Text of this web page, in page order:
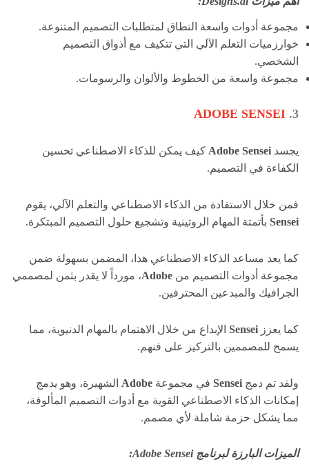
مجموعة أدوات واسعة النطاق لمتطلبات التصميم المتنوعة.
خوارزميات التعلم الآلي التي تتكيف مع أذواق التصميم
الشخصي.
مجموعة واسعة من الخطوط والألوان والرسومات.
3.
ADOBE SENSEI
يجسد Adobe Sensei كيف يمكن للذكاء الاصطناعي تحسين
الكفاءة في التصميم.
فمن خلال الاستفادة من الذكاء الاصطناعي والتعلم الآلي، يقوم
Sensei بأتمتة المهام الروتينية وتشجيع حلول التصميم المبتكرة.
كما يعد مساعد الذكاء الاصطناعي هذا، المضمن بسهولة ضمن
مجموعة أدوات التصميم من Adobe، مورداً لا يقدر بثمن لمصممي
الجرافيك والمبدعين المحترفين.
كما يعزز Sensei الإبداع من خلال الاهتمام بالمهام الدنيوية، مما
يسمح للمصممين بالتركيز على فنهم.
ولقد تم دمج Sensei في مجموعة Adobe الشهيرة، وهو يدمج
إمكانات الذكاء الاصطناعي القوية مع أدوات التصميم المألوفة،
مما يشكل حزمة شاملة لأي مصمم.
الميزات البارزة لبرنامج Adobe Sensei: